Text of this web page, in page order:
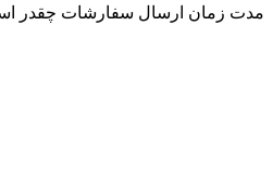
مدت زمان ارسال سفارشات چقدر